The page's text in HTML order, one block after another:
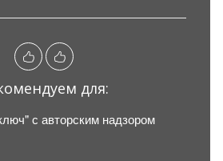
для:
с авторским надзором